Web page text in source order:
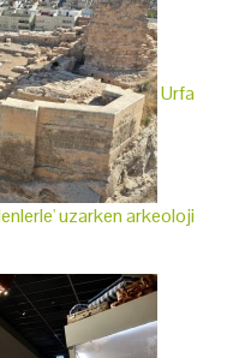
Urfa
uzarken arkeoloji